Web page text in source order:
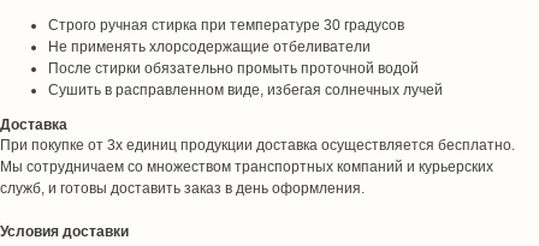
Строго ручная стирка при температуре 30 градусов
Не применять хлорсодержащие отбеливатели
После стирки обязательно промыть проточной водой
Сушить в расправленном виде, избегая солнечных лучей
Доставка
При покупке от 3х единиц продукции доставка осуществляется бесплатно.
Мы сотрудничаем со множеством транспортных компаний и курьерских
служб, и готовы доставить заказ в день оформления.
Условия доставки